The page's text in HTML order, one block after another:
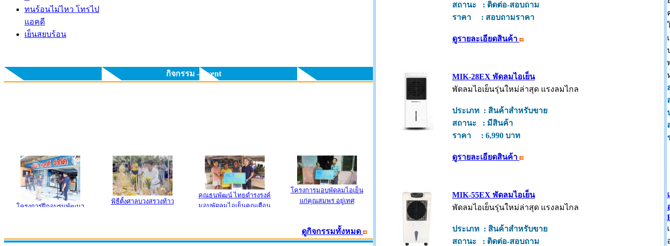
ทนร้อนไม่ไหว โทรไป
แอคดี
เย็นสยบร้อน
กิจกรรม - Event
โครงการฝึกอบรมพัฒนา
ศักยภาพ การติดตั้งพัดลม
พิธีตั้งศาลบวงสรวงท้าว
มหาพรหม
คุณธนพัฒน์ ไทยดำรงรงค์
มอบพัดลมไอเย็นคุณเตือน
ใจ
โครงการมอบพัดลมไอเย็น
แก่คุณสมพร อยู่เทศ
ดูกิจกรรมทั้งหมด
สถานะ : ติดต่อ-สอบถาม
ราคา : สอบถามราคา
ดูรายละเอียดสินค้า
MIK-28EX พัดลมไอเย็น
พัดลมไอเย็นรุ่นใหม่ล่าสุด แรงลมไกล
ประเภท : สินค้าสำหรับขาย
สถานะ : มีสินค้า
ราคา : 6,990 บาท
ดูรายละเอียดสินค้า
MIK-55EX พัดลมไอเย็น
พัดลมไอเย็นรุ่นใหม่ล่าสุด แรงลมไกล
ประเภท : สินค้าสำหรับขาย
สถานะ : ติดต่อ-สอบถาม